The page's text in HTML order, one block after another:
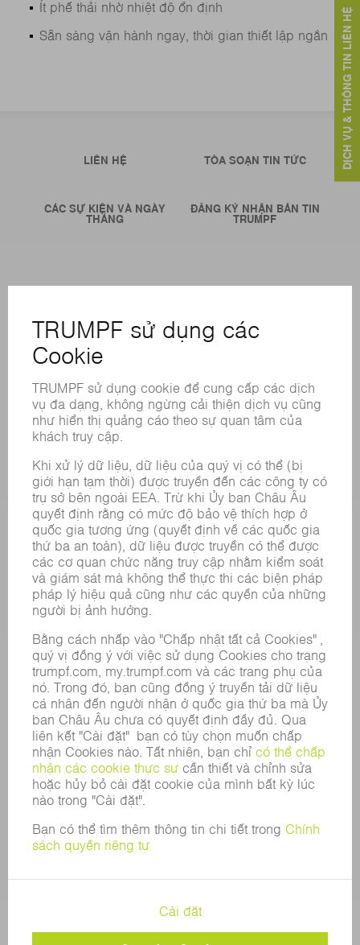
Ít phế thải nhờ nhiệt độ ổn định
Sẵn sàng vận hành ngay, thời gian thiết lập ngắn
DỊCH VỤ & THÔNG TIN LIÊN HỆ
LIÊN HỆ TÒA SOẠN TIN TỨC
CÁC SỰ KIỆN VÀ NGÀY
THÁNG
ĐĂNG KÝ NHẬN BẢN TIN
TRUMPF
LIÊN HỆ
ĐỊA ĐIỂM
CÁC SỰ KIỆN VÀ NGÀY THÁNG
BẢNG DỮ LIỆU AN TOÀN HÓA CHẤT
SẢN PHẨM
CÁC HỆ THỐNG &MÁY MÓC
CÔNG NGHỆ LASER
MÁY CÔNG CỤ
NHÀ MÁY THÔNG MINH
PHẦN MỀM
CÁC LOẠI HÌNH DỊCH VỤ
CÁC ỨNG DỤNG
CÁC LĨNH VỰC
DOANH NGHIỆP
SỰ NGHIỆP
VỊ TRÍ TUYỂN DỤNG
HỒ SƠ NĂNG LỰC CỦA TẬP ĐOÀN
BÁO CÁO THƯỜNG NIÊN
NGUYÊN TẮC DOANH NGHIỆP
TUÂN THỦ
HỆ THỐNG TỐ CÁO
BẢO MẬT
THÔNG CÁO BÁO CHÍ
TẠP CHÍ
TÍNH BỀN VỮNG
MÔI TRƯỜNG & KHÍ HẬU
XÃ HỘI & DOANH NGHIỆP
QUẢN LÝ DOANH NGHIỆP
THÔNG CÁO PHÁP LÝ
BẢO MẬT DỮ LIỆU